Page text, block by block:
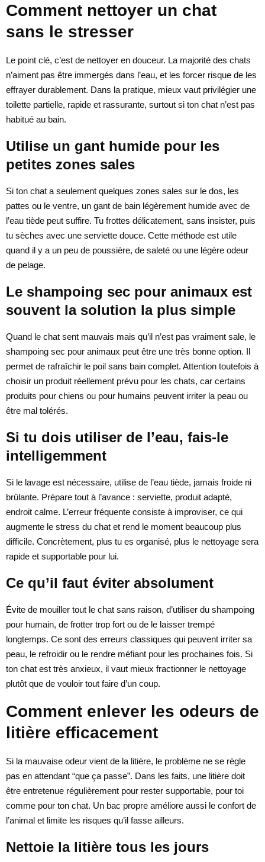
Comment nettoyer un chat
sans le stresser
Le point clé, c’est de nettoyer en douceur. La majorité des chats
n’aiment pas être immergés dans l’eau, et les forcer risque de les
effrayer durablement. Dans la pratique, mieux vaut privilégier une
toilette partielle, rapide et rassurante, surtout si ton chat n’est pas
habitué au bain.
Utilise un gant humide pour les
petites zones sales
Si ton chat a seulement quelques zones sales sur le dos, les
pattes ou le ventre, un gant de bain légèrement humide avec de
l’eau tiède peut suffire. Tu frottes délicatement, sans insister, puis
tu sèches avec une serviette douce. Cette méthode est utile
quand il y a un peu de poussière, de saleté ou une légère odeur
de pelage.
Le shampoing sec pour animaux est
souvent la solution la plus simple
Quand le chat sent mauvais mais qu’il n’est pas vraiment sale, le
shampoing sec pour animaux peut être une très bonne option. Il
permet de rafraîchir le poil sans bain complet. Attention toutefois à
choisir un produit réellement prévu pour les chats, car certains
produits pour chiens ou pour humains peuvent irriter la peau ou
être mal tolérés.
Si tu dois utiliser de l’eau, fais-le
intelligemment
Si le lavage est nécessaire, utilise de l’eau tiède, jamais froide ni
brûlante. Prépare tout à l’avance : serviette, produit adapté,
endroit calme. L’erreur fréquente consiste à improviser, ce qui
augmente le stress du chat et rend le moment beaucoup plus
difficile. Concrètement, plus tu es organisé, plus le nettoyage sera
rapide et supportable pour lui.
Ce qu’il faut éviter absolument
Évite de mouiller tout le chat sans raison, d’utiliser du shampoing
pour humain, de frotter trop fort ou de le laisser trempé
longtemps. Ce sont des erreurs classiques qui peuvent irriter sa
peau, le refroidir ou le rendre méfiant pour les prochaines fois. Si
ton chat est très anxieux, il vaut mieux fractionner le nettoyage
plutôt que de vouloir tout faire d’un coup.
Comment enlever les odeurs de
litière efficacement
Si la mauvaise odeur vient de la litière, le problème ne se règle
pas en attendant “que ça passe”. Dans les faits, une litière doit
être entretenue régulièrement pour rester supportable, pour toi
comme pour ton chat. Un bac propre améliore aussi le confort de
l’animal et limite les risques qu’il fasse ailleurs.
Nettoie la litière tous les jours